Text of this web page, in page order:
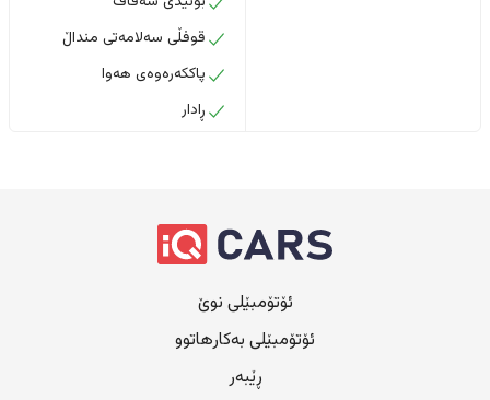
قوفڵی سەلامەتی منداڵ
پاککەرەوەی هەوا
ڕادار
ئۆتۆمبێلی نوێ
ئۆتۆمبێلی بەکارهاتوو
ڕێبەر